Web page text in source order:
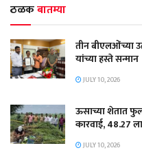
ठळकबातम्या
तीन बीएलओंच्या
यांच्या हस्ते सन्मान
JULY 10, 2026
ऊसाच्या शेतात
कारवाई, 48.27
JULY 10, 2026